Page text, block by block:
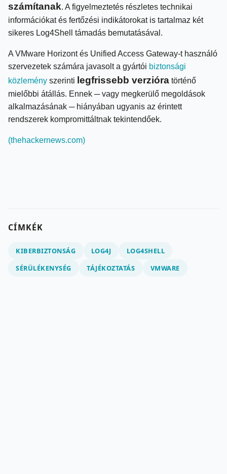
számítanak. A figyelmeztetés részletes technikai
információkat és fertőzési indikátorokat is tartalmaz két
sikeres Log4Shell támadás bemutatásával.
A VMware Horizont és Unified Access Gateway-t használó
szervezetek számára javasolt a gyártói biztonsági
közlemény szerinti legfrissebb verzióra történő
mielőbbi átállás. Ennek ─ vagy megkerülő megoldások
alkalmazásának ─ hiányában ugyanis az érintett
rendszerek kompromittáltnak tekintendőek.
(thehackernews.com)
CÍMKÉK
KIBERBIZTONSÁG LOG4J
LOG4SHELL
SÉRÜLÉKENYSÉG
TÁJÉKOZTATÁS VMWARE